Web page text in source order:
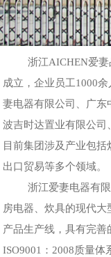
浙江AICHEN爱妻品
成立，企业员工1000
妻电器有限公司、广
波吉时达置业有限公司
目前集团涉及产业包
出口贸易等多个领域。
浙江爱妻电器有限
房电器、炊具的现代
产品生产线，具有完
ISO9001：2008质量